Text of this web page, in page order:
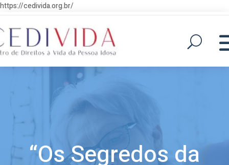
https://cedivida.org.br/
“Os Segredos da